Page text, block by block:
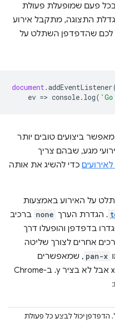
פעם שמופעלת פעולת
התצוגה, מתקבל אירוע
לכם שהדפדפן השתלט על
document.addEventListener
ev => console. log(
ביצועים טובים יותר
מגע, שבהם צריך
כדי להשיג את אותה
על האירוע באמצעות
. הגדרת הערך none ברכיב
בדפדפן והופעלו דרך
אחרים לצורך שליטה
pan-x , שמאפשרים
לדפדפן להגיב לתנועה בציר x אבל לא בציר y. ב-Chrome
הדפדפן יכול לבצע כל פעולת